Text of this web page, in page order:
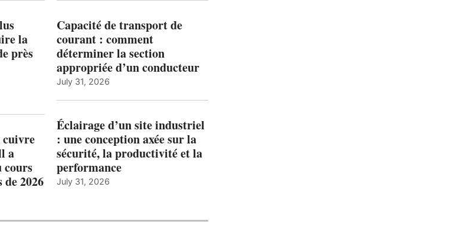
la
près
cuivre
a
cours
2026
Capacité de transport de
courant : comment
déterminer la section
appropriée d’un conducteur
July 31, 2026
Éclairage d’un site industriel
: une conception axée sur la
sécurité, la productivité et la
performance
July 31, 2026